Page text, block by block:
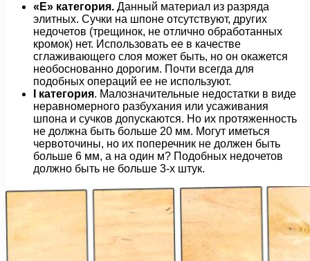
«Е» категория. Данный материал из разряда
элитных. Сучки на шпоне отсутствуют, других
недочетов (трещинок, не отлично обработанных
кромок) нет. Использовать ее в качестве
сглаживающего слоя может быть, но он окажется
необоснованно дорогим. Почти всегда для
подобных операций ее не используют.
I категория. Малозначительные недостатки в виде
неравномерного разбухания или усаживания
шпона и сучков допускаются. Но их протяженность
не должна быть больше 20 мм. Могут иметься
червоточины, но их поперечник не должен быть
больше 6 мм, а на один м? Подобных недочетов
должно быть не больше 3-х штук.